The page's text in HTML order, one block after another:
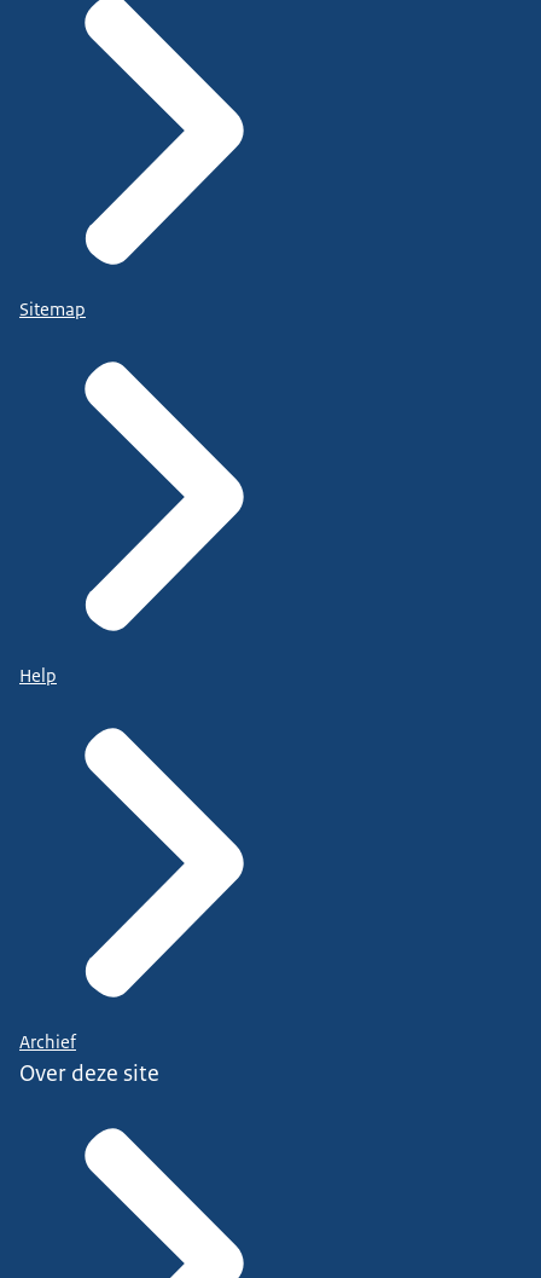
Sitemap
Help
Archief
Over deze site